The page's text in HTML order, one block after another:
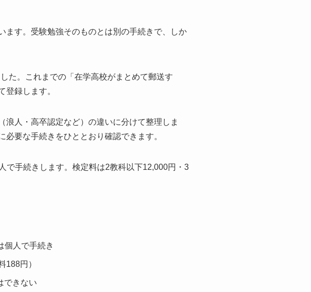
ます。受験勉強そのものとは別の手続きで、しか
た。これまでの「在学高校がまとめて郵送す
登録します。
人・高卒認定など）の違いに分けて整理しま
要な手続きをひととおり確認できます。
で手続きします。検定料は2教科以下12,000円・3
個人で手続き
188円）
できない